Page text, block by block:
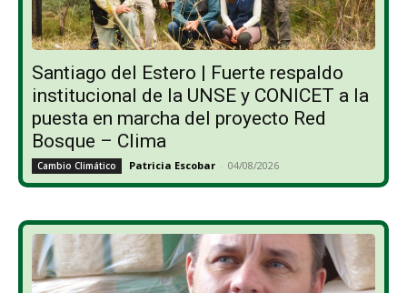
Santiago del Estero | Fuerte respaldo
institucional de la UNSE y CONICET a la
puesta en marcha del proyecto Red
Bosque – Clima
Cambio Climático Patricia Escobar - 04/08/2026